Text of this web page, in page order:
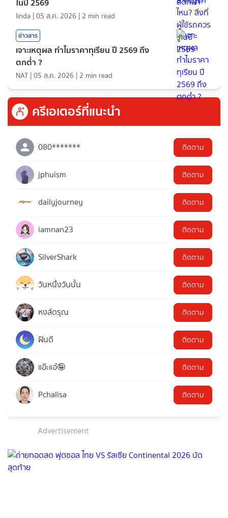
linda |05 ส.ค. 2026 | 2 min read
ข่าวสาร
เจาะเหตุผล ทำไมราคาทุเรียน ปี 2569 ถึง
ตกต่ำ ?
NAT |05 ส.ค. 2026 | 2 min read
ครีเอเตอร์ที่แนะนำ
080******* ติดตาม
jphuism ติดตาม
dailyjourney ติดตาม
iamnan23 ติดตาม
SilverShark ติดตาม
วันหนึ่งวันนั้น ติดตาม
หงส์ดรุณ ติดตาม
ฝันดี ติดตาม
แอ๊ะแอ๋🤪 ติดตาม
Pchalisa ติดตาม
Advertisement